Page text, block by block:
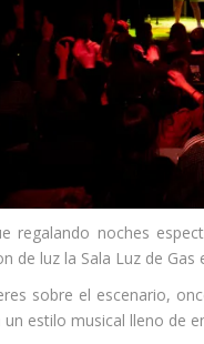
regalando noches
de luz la Sala Luz de Gas
sobre el escenario,
estilo musical lleno de